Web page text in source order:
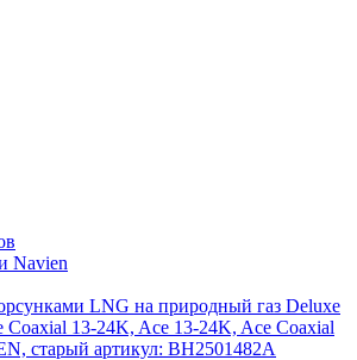
Navien
LNG на природный газ Deluxe
Coaxial 13-24K, Ace 13-24K, Ace Coaxial
старый артикул: BH2501482A